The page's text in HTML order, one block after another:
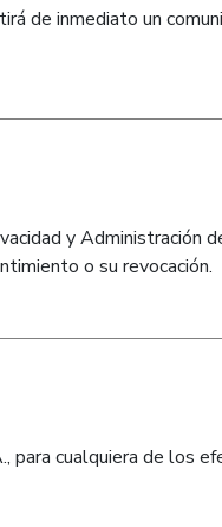
de inmediato un
y
o su revocación.
para cualquiera de